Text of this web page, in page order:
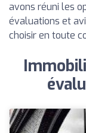
avons réuni les
évaluations et
choisir en toute